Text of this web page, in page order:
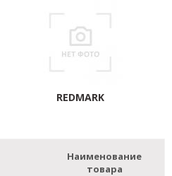
REDMARK
Наименование
товара